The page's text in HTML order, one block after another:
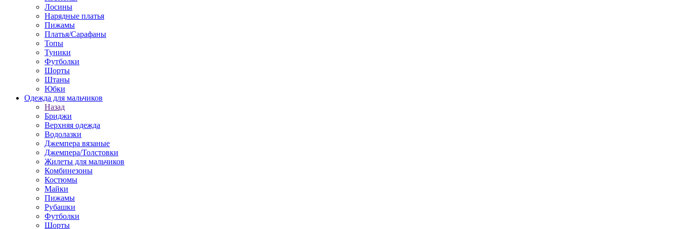
Лосины
Нарядные платья
Пижамы
Платья/Сарафаны
Топы
Туники
Футболки
Шорты
Штаны
Юбки
Одежда для мальчиков
Назад
Бриджи
Верхняя одежда
Водолазки
Джемпера вязаные
Джемпера/Толстовки
Жилеты для мальчиков
Комбинезоны
Костюмы
Майки
Пижамы
Рубашки
Футболки
Шорты